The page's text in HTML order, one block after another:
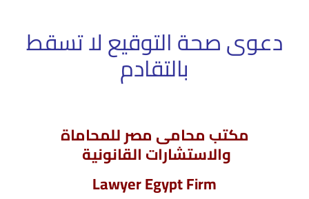
دعوى صحة التوقيع لا تسقط
بالتقادم
مكتب محامى مصر للمحاماة
والاستشارات القانونية
Lawyer Egypt Firm